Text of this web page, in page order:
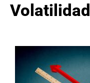
Volatilidad